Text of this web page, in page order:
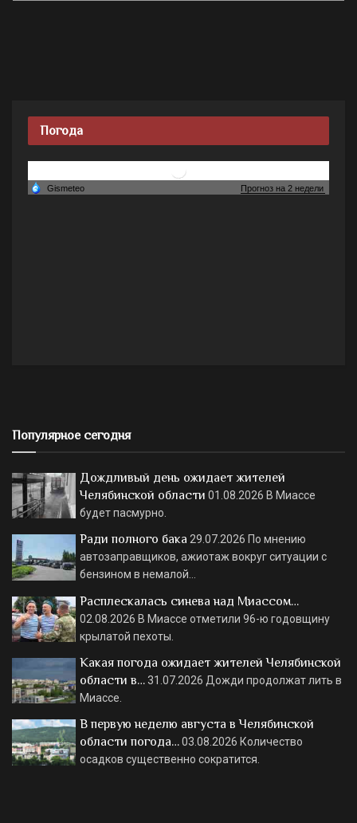
Погода
Популярное сегодня
Дождливый день ожидает жителей
Челябинской области 01.08.2026 В Миассе
будет пасмурно.
Ради полного бака 29.07.2026 По мнению
автозаправщиков, ажиотаж вокруг ситуации с
бензином в немалой…
Расплескалась синева над Миассом…
02.08.2026 В Миассе отметили 96-ю годовщину
крылатой пехоты.
Какая погода ожидает жителей Челябинской
области в…31.07.2026 Дожди продолжат лить в
Миассе.
В первую неделю августа в Челябинской
области погода…03.08.2026 Количество
осадков существенно сократится.